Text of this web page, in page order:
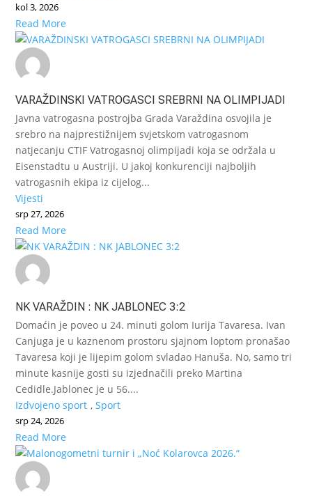
kol 3, 2026
Read More
VARAŽDINSKI VATROGASCI SREBRNI NA OLIMPIJADI
Javna vatrogasna postrojba Grada Varaždina osvojila je
srebro na najprestižnijem svjetskom vatrogasnom
natjecanju CTIF Vatrogasnoj olimpijadi koja se održala u
Eisenstadtu u Austriji. U jakoj konkurenciji najboljih
vatrogasnih ekipa iz cijelog...
Vijesti
srp 27, 2026
Read More
NK VARAŽDIN : NK JABLONEC 3:2
Domaćin je poveo u 24. minuti golom Iurija Tavaresa. Ivan
Canjuga je u kaznenom prostoru sjajnom loptom pronašao
Tavaresa koji je lijepim golom svladao Hanuša. No, samo tri
minute kasnije gosti su izjednačili preko Martina
Cedidle.Jablonec je u 56....
Izdvojeno sport ,Sport
srp 24, 2026
Read More